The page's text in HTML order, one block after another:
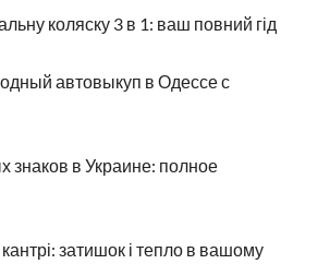
коляску 3 в 1: ваш повний гід
автовыкуп в Одессе с
знаков в Украине: полное
кантрі: затишок і тепло в вашому